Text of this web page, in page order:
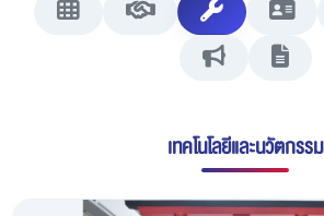
เทคโนโลยีและนวัตกรรม